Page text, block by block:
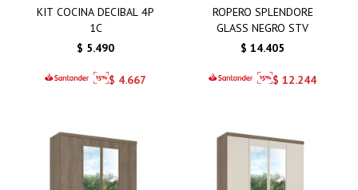
KIT COCINA DECIBAL 4P
1C
$ 5.490
$ 4.667
ROPERO SPLENDORE
GLASS NEGRO STV
$ 14.405
$ 12.244